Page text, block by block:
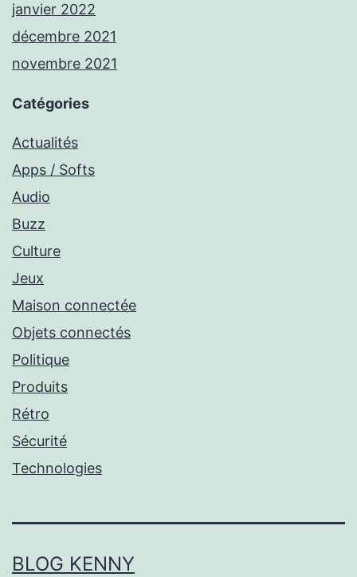
janvier 2022
décembre 2021
novembre 2021
Catégories
Actualités
Apps / Softs
Audio
Buzz
Culture
Jeux
Maison connectée
Objets connectés
Politique
Produits
Rétro
Sécurité
Technologies
BLOG KENNY